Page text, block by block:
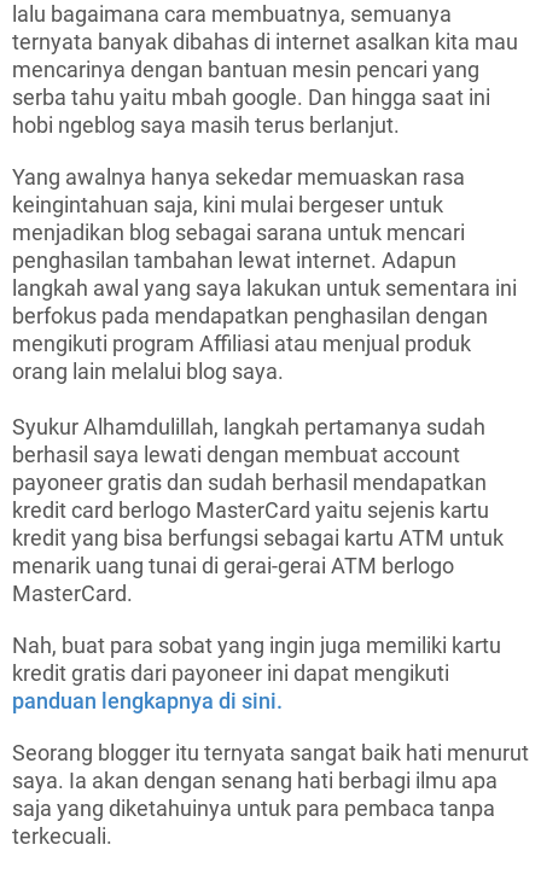
lalu bagaimana cara membuatnya, semuanya
ternyata banyak dibahas di internet asalkan kita mau
mencarinya dengan bantuan mesin pencari yang
serba tahu yaitu mbah google. Dan hingga saat ini
hobi ngeblog saya masih terus berlanjut.
Yang awalnya hanya sekedar memuaskan rasa
keingintahuan saja, kini mulai bergeser untuk
menjadikan blog sebagai sarana untuk mencari
penghasilan tambahan lewat internet. Adapun
langkah awal yang saya lakukan untuk sementara ini
berfokus pada mendapatkan penghasilan dengan
mengikuti program Affiliasi atau menjual produk
orang lain melalui blog saya.
Syukur Alhamdulillah, langkah pertamanya sudah
berhasil saya lewati dengan membuat account
payoneer gratis dan sudah berhasil mendapatkan
kredit card berlogo MasterCard yaitu sejenis kartu
kredit yang bisa berfungsi sebagai kartu ATM untuk
menarik uang tunai di gerai-gerai ATM berlogo
MasterCard.
Nah, buat para sobat yang ingin juga memiliki kartu
kredit gratis dari payoneer ini dapat mengikuti
panduan lengkapnya di sini.
Seorang blogger itu ternyata sangat baik hati menurut
saya. Ia akan dengan senang hati berbagi ilmu apa
saja yang diketahuinya untuk para pembaca tanpa
terkecuali.